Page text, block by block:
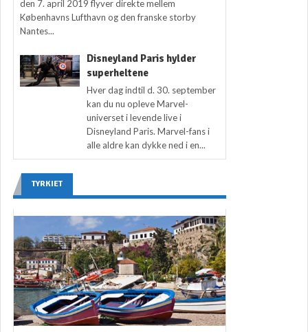
den 7. april 2019 flyver direkte mellem
Københavns Lufthavn og den franske storby
Nantes...
Disneyland Paris hylder
superheltene
Hver dag indtil d. 30. september
kan du nu opleve Marvel-
universet i levende live i
Disneyland Paris. Marvel-fans i
alle aldre kan dykke ned i en...
TYRKIET